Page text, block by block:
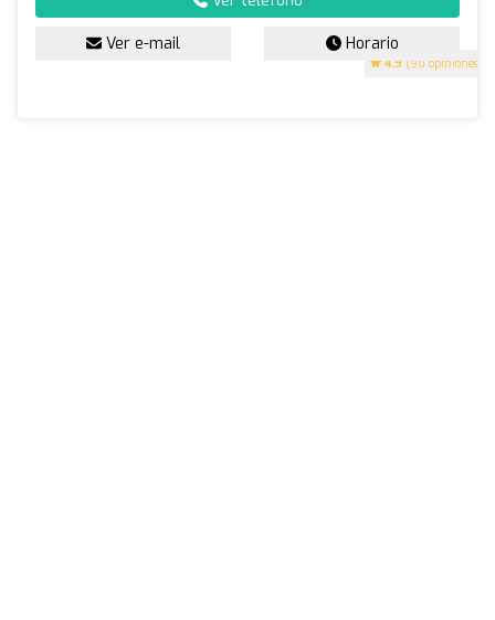
4.9 (90 opiniones)
Ver e-mail Horario